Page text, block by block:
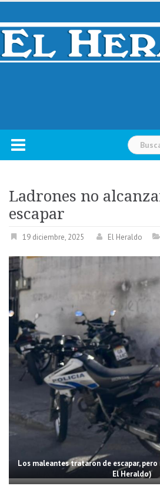
Skip
content
Buscar:
Ladrones no
escapar
19 diciembre, 2025 El Heraldo
Los maleantes trataron de escapar,
El Heraldo)